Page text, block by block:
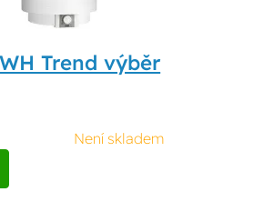
Trend výběr
Není skladem